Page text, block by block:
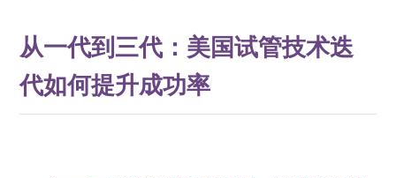
从一代到三代：美国试管技术迭
代如何提升成功率